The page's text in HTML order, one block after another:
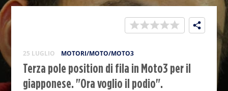
25 LUGLIO MOTORI/MOTO/MOTO3
Terza pole position di fila in Moto3 per il
giapponese. "Ora voglio il podio".